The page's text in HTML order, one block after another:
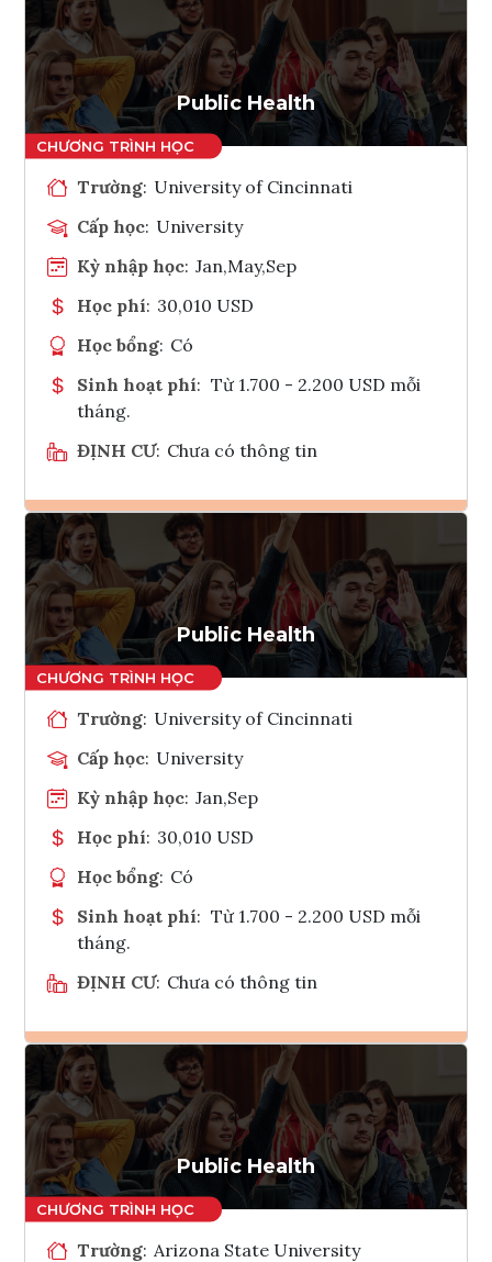
Ghi danh
Tham vấn Interlink
Public Health
Trường: University of Cincinnati
Cấp học: University
Kỳ nhập học: Jan,May,Sep
Học phí: 30,010 USD
Học bổng: Có
Sinh hoạt phí: Từ 1.700 - 2.200 USD mỗi
tháng.
ĐỊNH CƯ: Chưa có thông tin
Ghi danh
Tham vấn Interlink
Public Health
Trường: University of Cincinnati
Cấp học: University
Kỳ nhập học: Jan,Sep
Học phí: 30,010 USD
Học bổng: Có
Sinh hoạt phí: Từ 1.700 - 2.200 USD mỗi
tháng.
ĐỊNH CƯ: Chưa có thông tin
Ghi danh
Tham vấn Interlink
Public Health
Trường: Arizona State University